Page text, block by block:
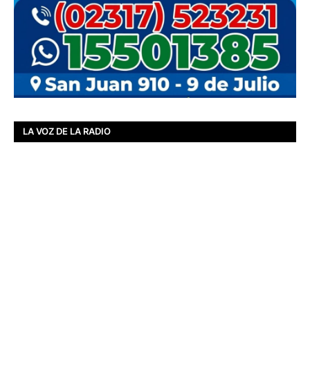
LA VOZ DE LA RADIO